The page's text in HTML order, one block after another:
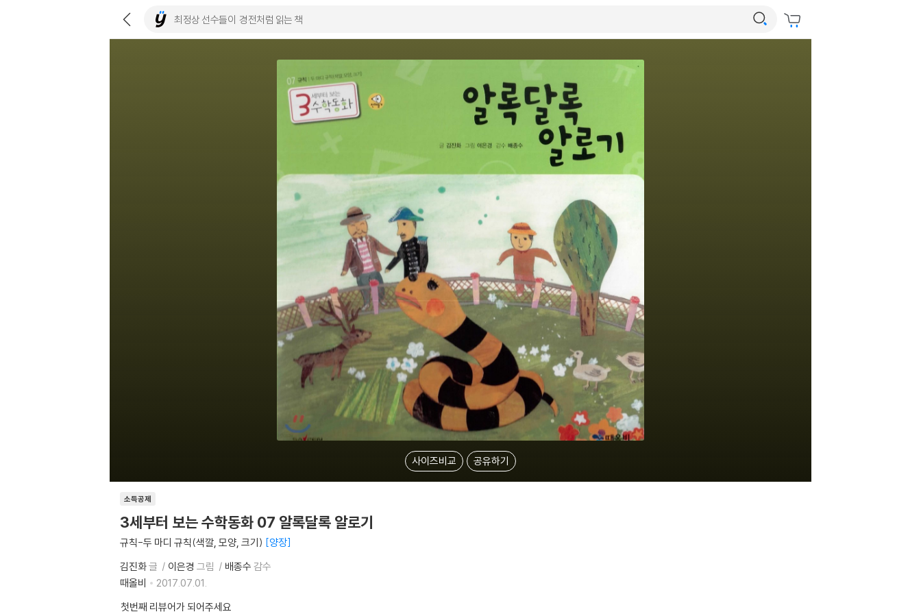
사이즈비교 공유하기
소득공제
3세부터 보는 수학동화 07 알록달록 알로기
규칙-두 마디 규칙(색깔, 모양, 크기)
양장
김진화글 이은경 그림 배종수 감수
때올비
2017.07.01.
첫번째 리뷰어가 되어주세요